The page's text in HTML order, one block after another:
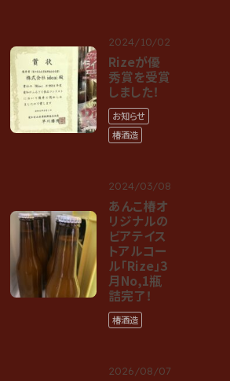
2024/10/02
Rizeが優
秀賞を受賞
しました！
お知らせ
椿酒造
2024/03/08
あんこ椿オ
リジナルの
ビアテイス
トアルコー
ル「Rize」3
月No,1瓶
詰完了！
椿酒造
2026/08/07